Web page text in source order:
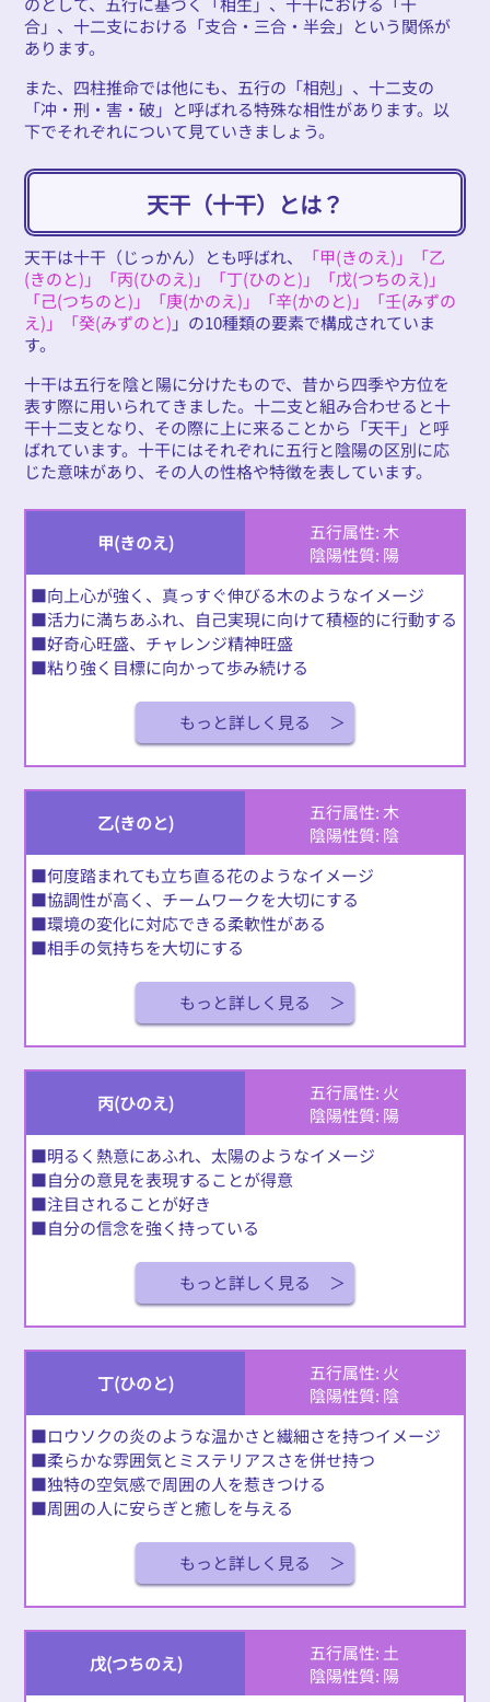
合」、十二支における「支合・三合・半会」という関係が
あります。
また、四柱推命では他にも、五行の「相剋」、十二支の
「冲・刑・害・破」と呼ばれる特殊な相性があります。以
下でそれぞれについて見ていきましょう。
天干（十干）とは？
天干は十干（じっかん）とも呼ばれ、
「甲(きのえ)」「乙
(きのと)」「丙(ひのえ)」「丁(ひのと)」「戊(つちのえ)」
「己(つちのと)」「庚(かのえ)」「辛(かのと)」「壬(みずの
え)」「癸(みずのと) 」の10種類の要素で構成されていま
す。
十干は五行を陰と陽に分けたもので、昔から四季や方位を
表す際に用いられてきました。十二支と組み合わせると十
干十二支となり、その際に上に来ることから「天干」と呼
ばれています。十干にはそれぞれに五行と陰陽の区別に応
じた意味があり、その人の性格や特徴を表しています。
甲(きのえ)
五行属性: 木
陰陽性質: 陽
■向上心が強く、真っすぐ伸びる木のようなイメージ
■活力に満ちあふれ、自己実現に向けて積極的に行動する
■好奇心旺盛、チャレンジ精神旺盛
■粘り強く目標に向かって歩み続ける
もっと詳しく見る
乙(きのと)
五行属性: 木
陰陽性質: 陰
■何度踏まれても立ち直る花のようなイメージ
■協調性が高く、チームワークを大切にする
■環境の変化に対応できる柔軟性がある
■相手の気持ちを大切にする
もっと詳しく見る
丙(ひのえ)
五行属性: 火
陰陽性質: 陽
■明るく熱意にあふれ、太陽のようなイメージ
■自分の意見を表現することが得意
■注目されることが好き
■自分の信念を強く持っている
もっと詳しく見る
丁(ひのと)
五行属性: 火
陰陽性質: 陰
■ロウソクの炎のような温かさと繊細さを持つイメージ
■柔らかな雰囲気とミステリアスさを併せ持つ
■独特の空気感で周囲の人を惹きつける
■周囲の人に安らぎと癒しを与える
もっと詳しく見る
戊(つちのえ)
五行属性: 土
陰陽性質: 陽